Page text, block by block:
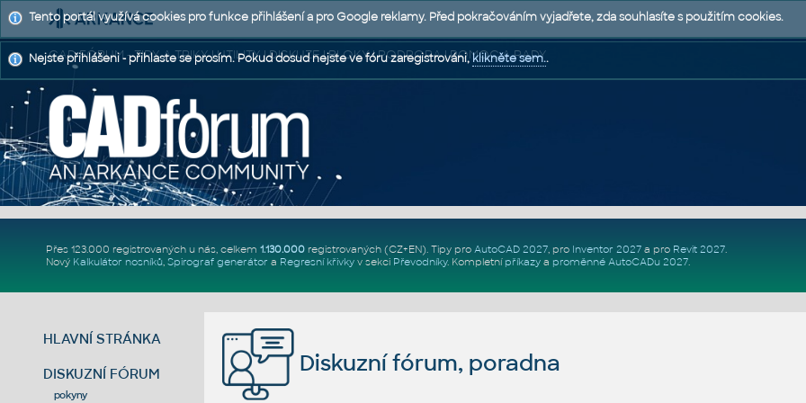
CAD FÓRUM - TIPY A TRIKY | UTILITY | DISKUZE | BLOKY | PODPORA | POMOC A RADY
Přes 123.000 registrovaných u nás, celkem 1.130.000registrovaných (CZ+EN). Tipy pro AutoCAD 2027, pro Inventor 2027a pro Revit 2027.
Nový Kalkulátor nosníků, Spirograf generátor a Regresní křivkyv sekci Převodníky. Kompletní příkazya proměnné AutoCADu 2027.
HLAVNÍ STRÁNKA
DISKUZNÍ FÓRUM
pokyny
Diskuzní fórum, poradna
Tento portál využívá cookies pro funkce přihlášení a pro Google reklamy. Před pokračováním vyjadřete, zda souhlasíte s použitím cookies.
Nejste přihlášeni - přihlaste se prosím. Pokud dosud nejste ve fóru zaregistrováni,klikněte sem..